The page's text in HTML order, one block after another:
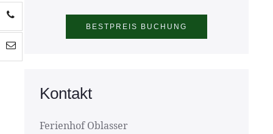
Kontakt
Ferienhof Oblasser